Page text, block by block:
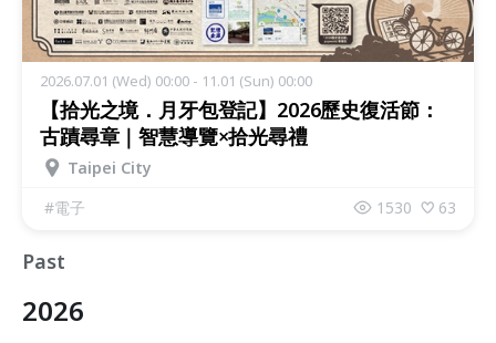
2026.07.01 (Wed) 00:00 - 11.01 (Sun) 00:00
【拾光之境．月牙包登記】2026歷史復活節：
古蹟尋章｜智慧導覽×拾光尋禮
Taipei City
#電子 1530 63
Past
2026